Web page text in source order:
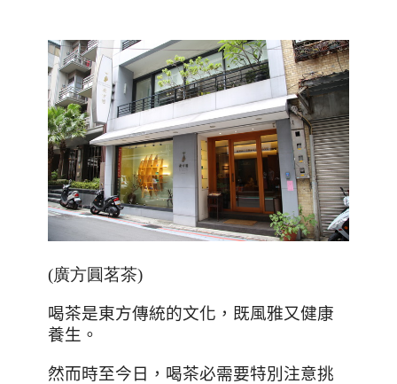
(廣方圓茗茶)
喝茶是東方傳統的文化，既風雅又健康
養生。
然而時至今日，喝茶必需要特別注意挑